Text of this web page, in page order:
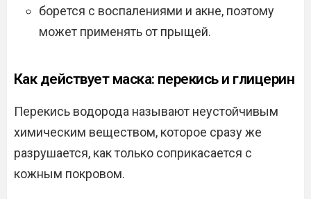
борется с воспалениями и акне, поэтому
может применять от прыщей.
Как действует маска: перекись и глицерин
Перекись водорода называют неустойчивым
химическим веществом, которое сразу же
разрушается, как только соприкасается с
кожным покровом.